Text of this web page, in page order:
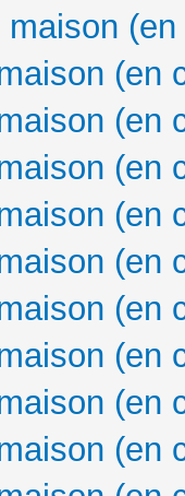
(en
(en
(en
(en
(en
(en
(en
(en
(en